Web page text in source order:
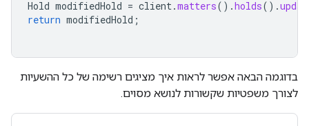
Hold modifiedHold = client.matters().holds().
return modifiedHold ;
בדוגמה הבאה אפשר לראות איך מציגים רשימה של כל ההשעיות
לצורך משפטיות שקשורות לנושא מסוים.